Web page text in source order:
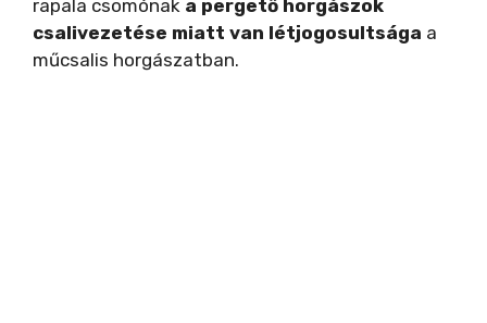
rapala csomónak a pergető horgászok
csalivezetése miatt van létjogosultsága a
műcsalis horgászatban.